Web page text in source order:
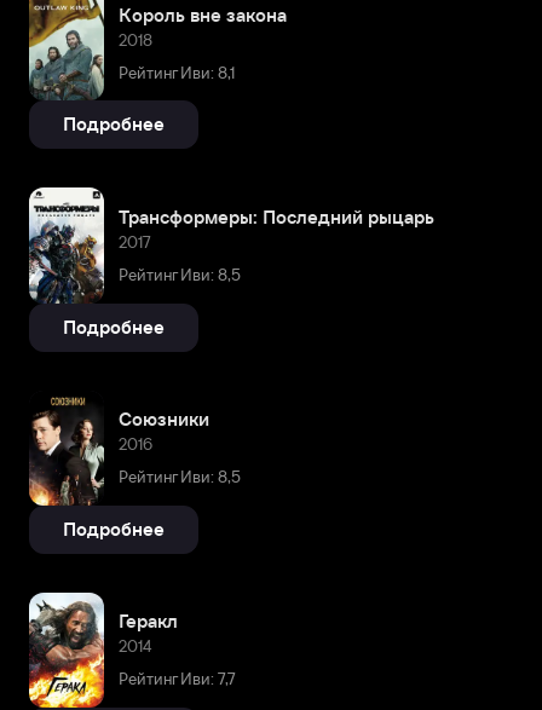
Король вне закона
2018
Рейтинг Иви: 8,1
Подробнее
Трансформеры: Последний рыцарь
2017
Рейтинг Иви: 8,5
Подробнее
Союзники
2016
Рейтинг Иви: 8,5
Подробнее
Геракл
2014
Рейтинг Иви: 7,7